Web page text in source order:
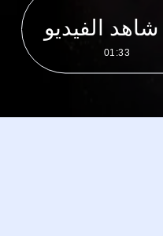
شاهد الفيديو
01:33